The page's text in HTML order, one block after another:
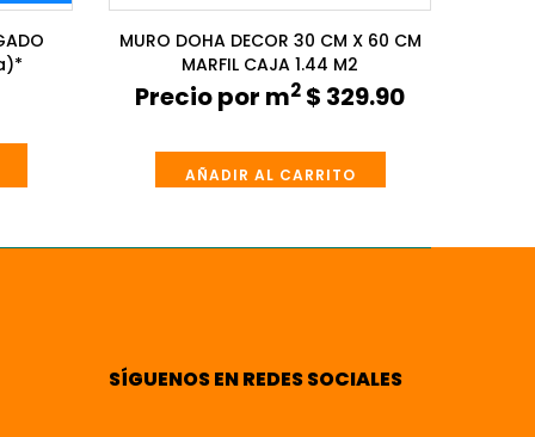
MURO DOHA DECOR 30 CM X 60 CM
MARFIL CAJA 1.44 M2
Precio por m2 $ 329.90
AÑADIR AL CARRITO
SÍGUENOS EN REDES SOCIALES